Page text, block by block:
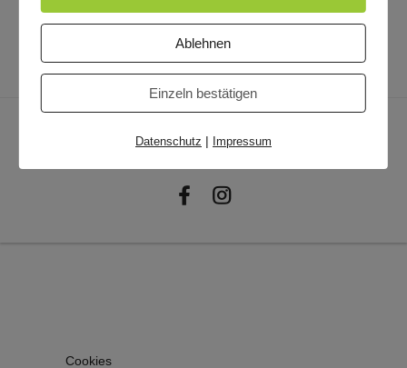
Cookies
Ablehnen
Einzeln bestätigen
Datenschutz | Impressum